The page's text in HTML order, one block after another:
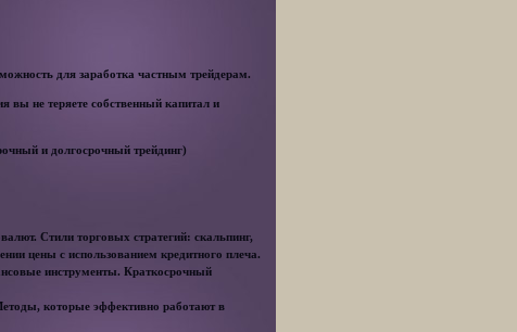
для заработка частным трейдерам.
вы не теряете собственный капитал и
и долгосрочный трейдинг)
Стили торговых стратегий: скальпинг,
цены с использованием кредитного плеча.
инструменты. Краткосрочный
которые эффективно работают в